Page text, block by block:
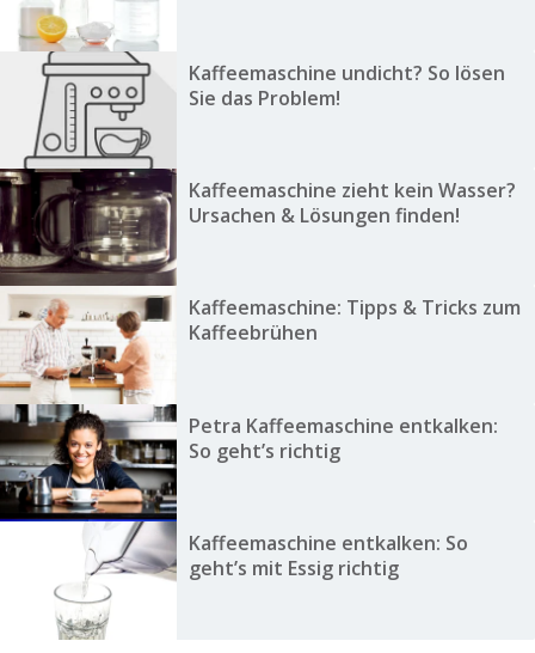
Kaffeemaschine undicht? So lösen
Sie das Problem!
Kaffeemaschine zieht kein Wasser?
Ursachen & Lösungen finden!
Kaffeemaschine: Tipps & Tricks zum
Kaffeebrühen
Petra Kaffeemaschine entkalken:
So geht’s richtig
Kaffeemaschine entkalken: So
geht’s mit Essig richtig